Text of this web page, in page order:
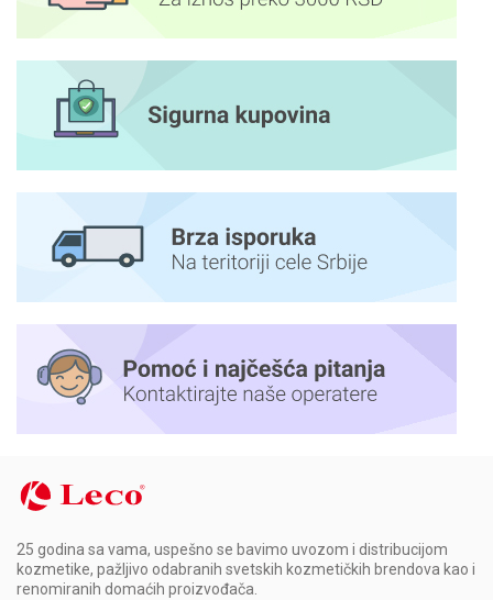
25 godina sa vama, uspešno se bavimo uvozom i distribucijom
kozmetike, pažljivo odabranih svetskih kozmetičkih brendova kao i
renomiranih domaćih proizvođača.